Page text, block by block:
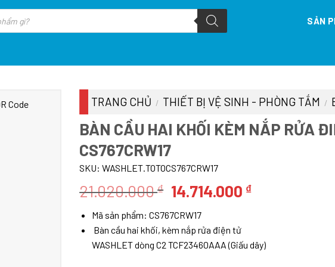
SẢN
TRANG CHỦ / THIẾT BỊ VỆ SINH - PHÒNG TẮM /
BÀN CẦU HAI KHỐI KÈM NẮP RỬA
CS767CRW17
SKU: WASHLET.TOTOCS767CRW17
21.020.000₫ Giá
là:
21.020.000 ₫.
14.714.000 ₫Giá
là:
14.714.000 ₫.
Mã sản phẩm: CS767CRW17
Bàn cầu hai khối, kèm nắp rửa điện tử
WASHLET dòng C2 TCF23460AAA (Giấu dây)